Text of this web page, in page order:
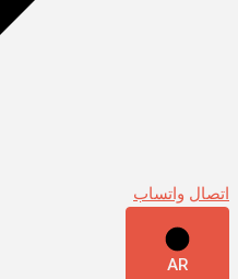
اتصال واتساب
AR